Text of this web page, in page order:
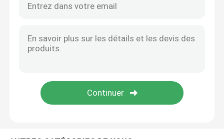
Plaque d'acier galvanisée
Tube en acier galvanisé